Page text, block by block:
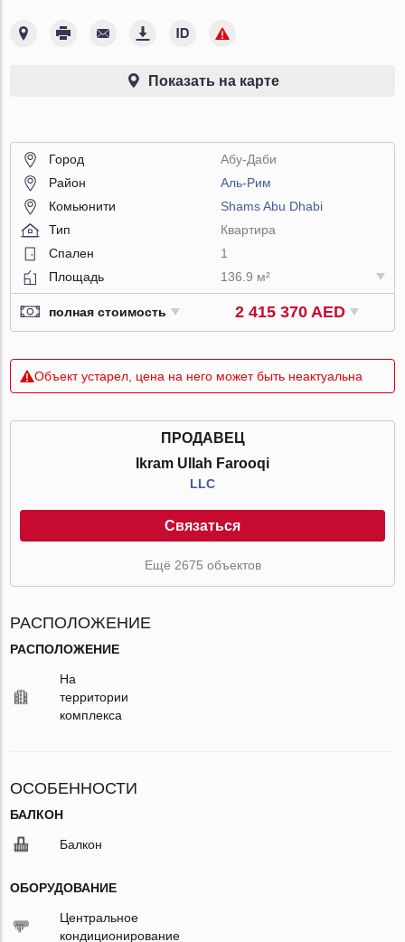
Показать на карте
Город
Абу-Даби
Район
Аль-Рим
Комьюнити
Shams Abu Dhabi
Тип
Квартира
Спален
1
Площадь
136.9 м²
полная стоимость 2 415 370 AED
Объект устарел, цена на него может быть неактуальна
ПРОДАВЕЦ
Ikram Ullah Farooqi
LLC
Связаться
Ещё 2675 объектов
РАСПОЛОЖЕНИЕ
РАСПОЛОЖЕНИЕ
На
территории
комплекса
ОСОБЕННОСТИ
БАЛКОН
Балкон
ОБОРУДОВАНИЕ
Центральное
кондиционирование